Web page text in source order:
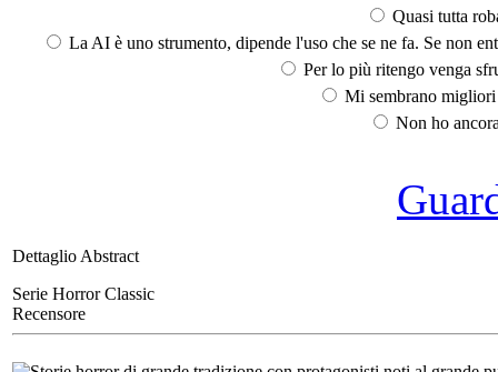
Quasi tutta
La AI è uno strumento, dipende l'uso che se ne fa. Se non
Per lo più ritengo venga
Mi sembrano
Non ho
Dettaglio Abstract
Serie Horror Classic
Recensore